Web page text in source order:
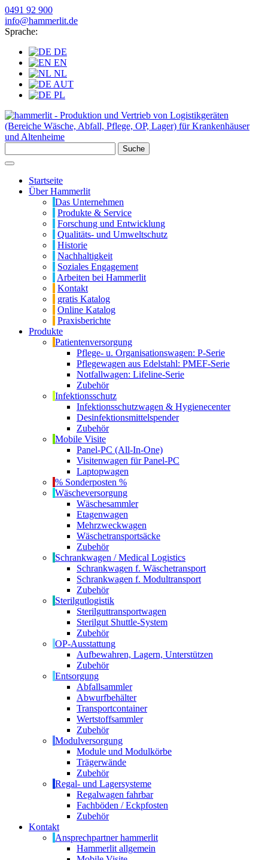
0491 92 900
info@hammerlit.de
Sprache:
DE
EN
NL
AUT
PL
Suche
Startseite
Über Hammerlit
Das Unternehmen
Produkte & Service
Forschung und Entwicklung
Qualitäts- und Umweltschutz
Historie
Nachhaltigkeit
Soziales Engagement
Arbeiten bei Hammerlit
Kontakt
gratis Katalog
Online Katalog
Praxisberichte
Produkte
Patientenversorgung
Pflege- u. Organisationswagen: P-Serie
Pflegewagen aus Edelstahl: PMEF-Serie
Notfallwagen: Lifeline-Serie
Zubehör
Infektionsschutz
Infektionsschutzwagen & Hygienecenter
Desinfektionsmittelspender
Zubehör
Mobile Visite
Panel-PC (All-In-One)
Visitenwagen für Panel-PC
Laptopwagen
% Sonderposten %
Wäscheversorgung
Wäschesammler
Etagenwagen
Mehrzweckwagen
Wäschetransportsäcke
Zubehör
Schrankwagen / Medical Logistics
Schrankwagen f. Wäschetransport
Schrankwagen f. Modultransport
Zubehör
Sterilgutlogistik
Sterilguttransportwagen
Sterilgut Shuttle-System
Zubehör
OP-Ausstattung
Aufbewahren, Lagern, Unterstützen
Zubehör
Entsorgung
Abfallsammler
Abwurfbehälter
Transportcontainer
Wertstoffsammler
Zubehör
Modulversorgung
Module und Modulkörbe
Trägerwände
Zubehör
Regal- und Lagersysteme
Regalwagen fahrbar
Fachböden / Eckpfosten
Zubehör
Kontakt
Ansprechpartner hammerlit
Hammerlit allgemein